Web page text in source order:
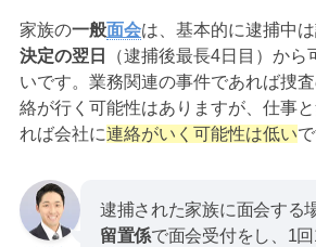
家族の一般面会は、基本的に逮捕中は
決定の翌日
（逮捕後最長4日目）か
いです。業務関連の事件であれば捜
絡が行く可能性はありますが、仕事
れば会社に連絡がいく可能性は低いで
逮捕された家族に面会する
留置係で面会受付をし、1